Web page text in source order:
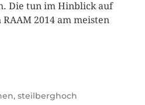
Die tun im Hinblick auf
2014 am meisten
, steilberghoch